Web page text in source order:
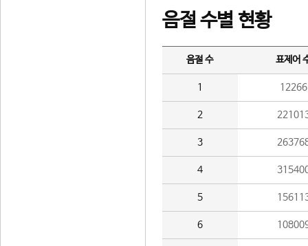
음절 수별 현황
음절 수 표제어
1 12266
2
3
4
5
6